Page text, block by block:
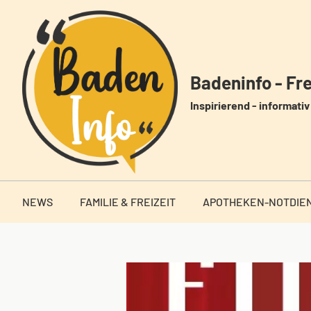
springen
Badeninfo -
Inspirierend -
NEWS FAMILIE & FREIZEIT APOTHEKEN-